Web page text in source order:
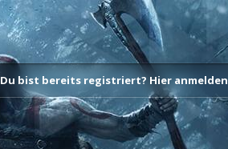
Du bist bereits registriert? Hier anmelden